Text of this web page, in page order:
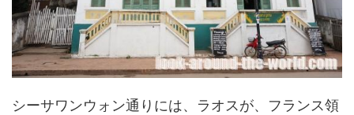
シーサワンウォン通りには、ラオスが、フランス領